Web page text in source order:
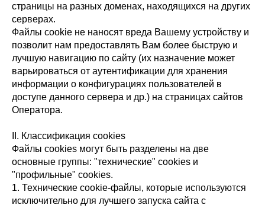
страницы на разных доменах, находящихся на других
серверах.
Файлы cookie не наносят вреда Вашему устройству и
позволит нам предоставлять Вам более быструю и
лучшую навигацию по сайту (их назначение может
варьироваться от аутентификации для хранения
информации о конфигурациях пользователей в
доступе данного сервера и др.) на страницах сайтов
Оператора.
II. Классификация cookies
Файлы сookies могут быть разделены на две
основные группы: "технические" cookies и
"профильные" cookies.
1. Технические cookie-файлы, которые используются
исключительно для лучшего запуска сайта с